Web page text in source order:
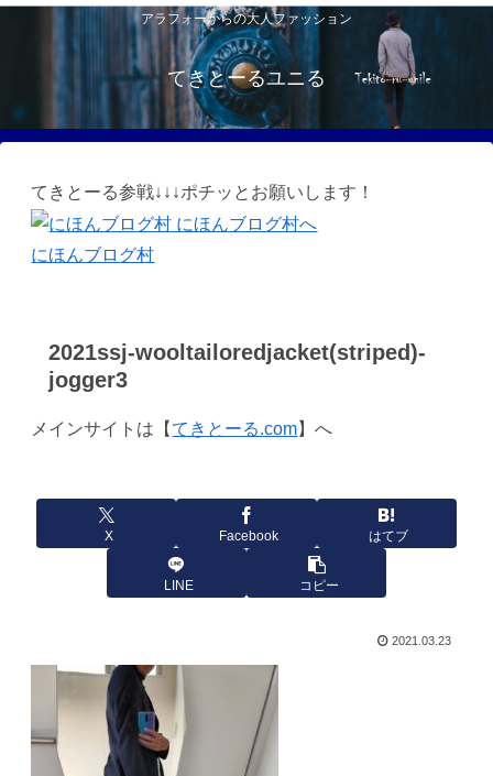
アラフォーからの大人ファッション
てきとーるユニる
てきとーる参戦↓↓↓ポチッとお願いします！
にほんブログ村
2021ssj-wooltailoredjacket(striped)-
jogger3
メインサイトは【てきとーる.com】へ
X Facebook はてブ
LINE コピー
2021.03.23